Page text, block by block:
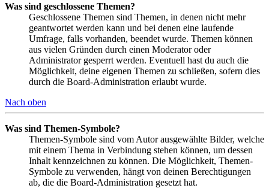
Was sind geschlossene Themen?
Geschlossene Themen sind Themen, in denen nicht mehr
geantwortet werden kann und bei denen eine laufende
Umfrage, falls vorhanden, beendet wurde. Themen können
aus vielen Gründen durch einen Moderator oder
Administrator gesperrt werden. Eventuell hast du auch die
Möglichkeit, deine eigenen Themen zu schließen, sofern dies
durch die Board-Administration erlaubt wurde.
Nach oben
Was sind Themen-Symbole?
Themen-Symbole sind vom Autor ausgewählte Bilder, welche
mit einem Thema in Verbindung stehen können, um dessen
Inhalt kennzeichnen zu können. Die Möglichkeit, Themen-
Symbole zu verwenden, hängt von deinen Berechtigungen
ab, die die Board-Administration gesetzt hat.